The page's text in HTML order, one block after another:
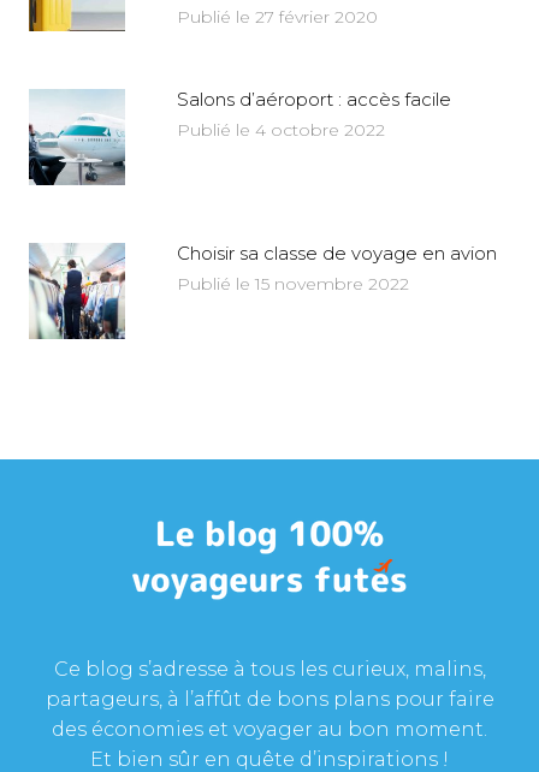
Publié le 27 février 2020
Salons d’aéroport : accès facile
Publié le 4 octobre 2022
Choisir sa classe de voyage en avion
Publié le 15 novembre 2022
Ce blog s’adresse à tous les curieux, malins,
partageurs, à l’affût de bons plans pour faire
des économies et voyager au bon moment.
Et bien sûr en quête d’inspirations !